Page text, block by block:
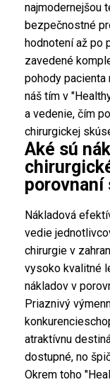
najmodernejšou
bezpečnostné
hodnotení až po
zavedené
pohody pacienta
náš tím v
a vedenie, čím
chirurgickej
Aké sú
porovnaní
Nákladová
vedie
chirurgie v
vysoko kvalitné
nákladov v
Priaznivý
atraktívnu
dostupné, no
Okrem toho